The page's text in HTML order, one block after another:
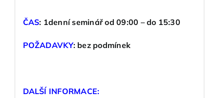
ČAS: 1denní seminář od 09:00 – do 15:30
POŽADAVKY: bez podmínek
DALŠÍ INFORMACE: